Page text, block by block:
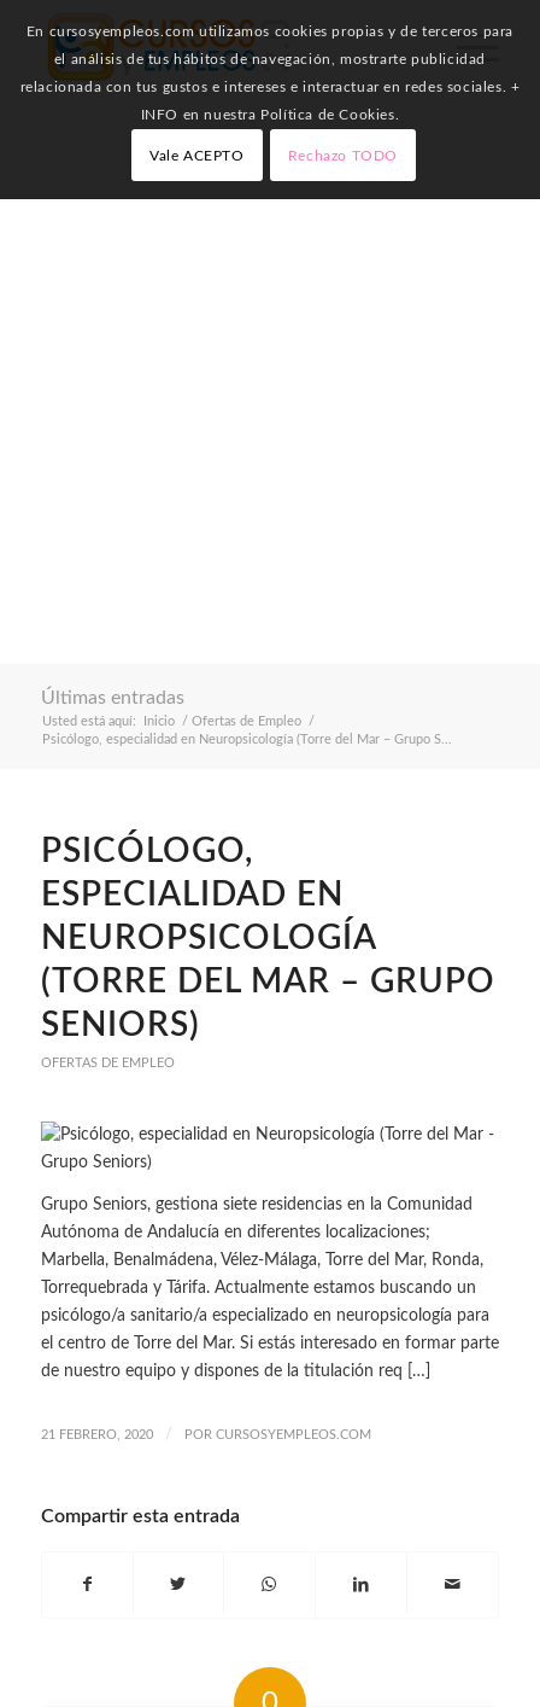
Últimas entradas
Usted está aquí: Inicio / Ofertas de Empleo
/
Psicólogo, especialidad en Neuropsicología (Torre del Mar – Grupo S...
PSICÓLOGO,
ESPECIALIDAD EN
NEUROPSICOLOGÍA
(TORRE DEL MAR – GRUPO
SENIORS)
OFERTAS DE EMPLEO
Grupo Seniors, gestiona siete residencias en la Comunidad
Autónoma de Andalucía en diferentes localizaciones;
Marbella, Benalmádena, Vélez-Málaga, Torre del Mar, Ronda,
Torrequebrada y Tárifa. Actualmente estamos buscando un
psicólogo/a sanitario/a especializado en neuropsicología para
el centro de Torre del Mar. Si estás interesado en formar parte
de nuestro equipo y dispones de la titulación req […]
21 FEBRERO, 2020 / POR CURSOSYEMPLEOS.COM
Compartir esta entrada
En cursosyempleos.com utilizamos cookies propias y de terceros para
el análisis de tus hábitos de navegación, mostrarte publicidad
relacionada con tus gustos e intereses e interactuar en redes sociales. +
INFO en nuestra Política de Cookies.
Vale ACEPTO Rechazo TODO